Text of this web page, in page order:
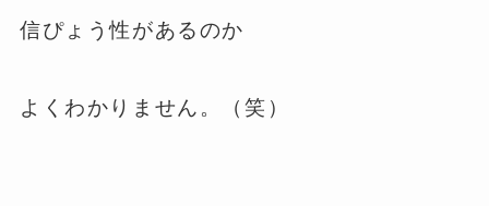
信ぴょう性があるのか
よくわかりません。（笑）